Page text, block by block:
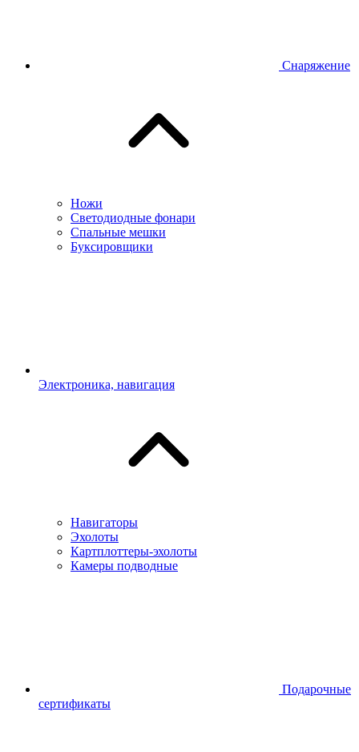
Снаряжение
Ножи
Светодиодные фонари
Спальные мешки
Буксировщики
Электроника, навигация
Навигаторы
Эхолоты
Картплоттеры-эхолоты
Камеры подводные
Подарочные
сертификаты